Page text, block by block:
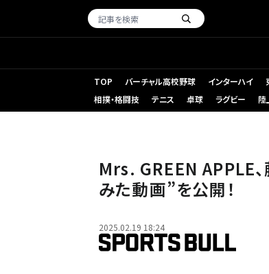
TOP バーチャル高校野球 インターハイ
相撲・格闘技
テニス 卓球 ラグビー 陸
Mrs. GREEN APPLE
みた動画”を公開！
2025.02.19 18:24